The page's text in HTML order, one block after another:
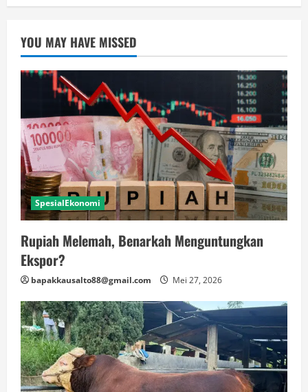
YOU MAY HAVE MISSED
SpesialEkonomi
Rupiah Melemah, Benarkah Menguntungkan
Ekspor?
bapakkausalto88@gmail.com Mei 27, 2026